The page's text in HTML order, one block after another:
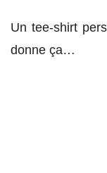
Un tee-shirt
donne ça…